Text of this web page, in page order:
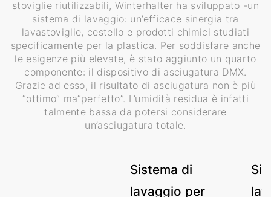
stoviglie riutilizzabili, Winterhalter ha sviluppato -un
sistema di lavaggio: un’efficace sinergia tra
lavastoviglie, cestello e prodotti chimici studiati
specificamente per la plastica. Per soddisfare anche
le esigenze più elevate, è stato aggiunto un quarto
componente: il dispositivo di asciugatura DMX.
Grazie ad esso, il risultato di asciugatura non è più
“ottimo” ma“perfetto”. L’umidità residua è infatti
talmente bassa da potersi considerare
un’asciugatura totale.
Sistema di
lavaggio per